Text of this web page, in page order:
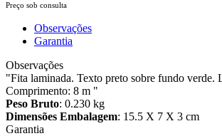
Preço sob consulta
Observações
Garantia
Observações
"Fita laminada. Texto preto sobre fundo verde.
Comprimento: 8 m "
Peso Bruto: 0.230 kg
Dimensões Embalagem: 15.5 X 7 X 3 cm
Garantia